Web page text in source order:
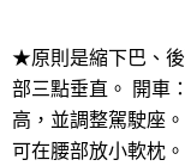
★原則是縮下巴、
部三點垂直。 開車
高，並調整駕駛座
可在腰部放小軟枕